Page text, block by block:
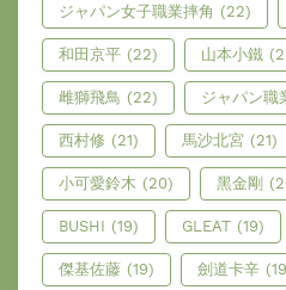
ジャパン女子職業摔角 (22)
和田京平 (22) 山本小鐵
雌獅飛鳥 (22) ジャパン職
西村修 (21) 馬沙北宮 (21)
小可愛鈴木 (20) 黑金剛
BUSHI (19) GLEAT (19)
傑基佐藤 (19) 劍道卡辛